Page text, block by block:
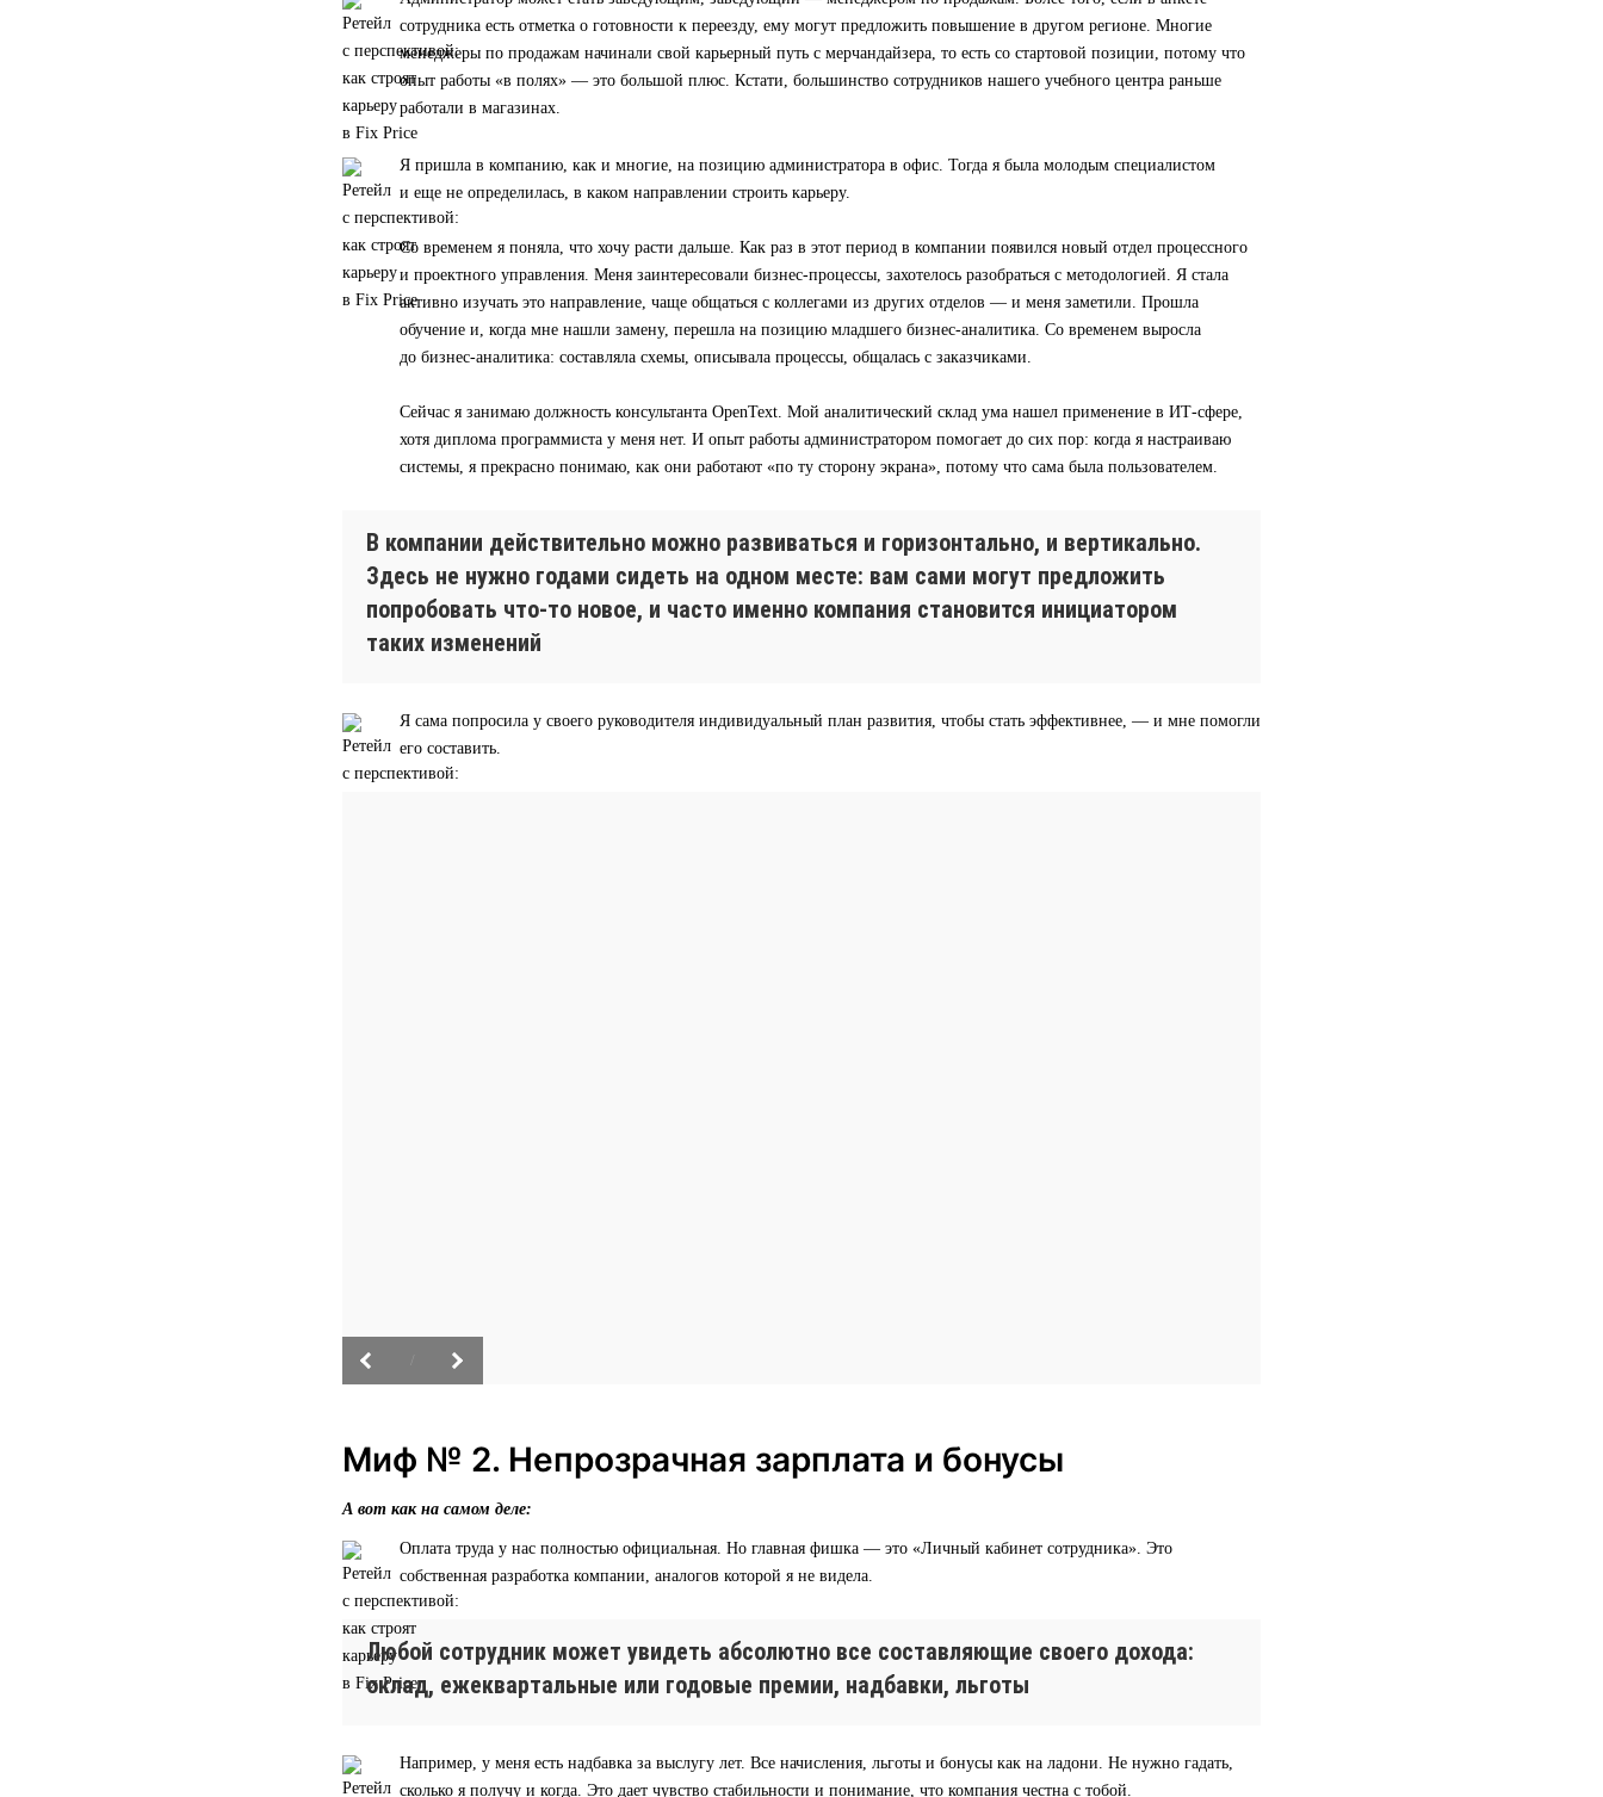
сотрудника есть отметка о готовности к переезду, ему могут предложить повышение в другом регионе. Многие
менеджеры по продажам начинали свой карьерный путь с мерчандайзера, то есть со стартовой позиции, потому что
опыт работы «в полях» — это большой плюс. Кстати, большинство сотрудников нашего учебного центра раньше
работали в магазинах.
Я пришла в компанию, как и многие, на позицию администратора в офис. Тогда я была молодым специалистом
и еще не определилась, в каком направлении строить карьеру.
Со временем я поняла, что хочу расти дальше. Как раз в этот период в компании появился новый отдел процессного
и проектного управления. Меня заинтересовали бизнес-процессы, захотелось разобраться с методологией. Я стала
активно изучать это направление, чаще общаться с коллегами из других отделов — и меня заметили. Прошла
обучение и, когда мне нашли замену, перешла на позицию младшего бизнес-аналитика. Со временем выросла
до бизнес-аналитика: составляла схемы, описывала процессы, общалась с заказчиками.
Сейчас я занимаю должность консультанта OpenText. Мой аналитический склад ума нашел применение в ИТ-сфере,
хотя диплома программиста у меня нет. И опыт работы администратором помогает до сих пор: когда я настраиваю
системы, я прекрасно понимаю, как они работают «по ту сторону экрана», потому что сама была пользователем.
В компании действительно можно развиваться и горизонтально, и вертикально.
Здесь не нужно годами сидеть на одном месте: вам сами могут предложить
попробовать что-то новое, и часто именно компания становится инициатором
таких изменений
Я сама попросила у своего руководителя индивидуальный план развития, чтобы стать эффективнее, — и мне помогли
его составить.
Миф № 2. Непрозрачная зарплата и бонусы
А вот как на самом деле:
Оплата труда у нас полностью официальная. Но главная фишка — это «Личный кабинет сотрудника». Это
собственная разработка компании, аналогов которой я не видела.
Любой сотрудник может увидеть абсолютно все составляющие своего дохода:
оклад, ежеквартальные или годовые премии, надбавки, льготы
Например, у меня есть надбавка за выслугу лет. Все начисления, льготы и бонусы как на ладони. Не нужно гадать,
сколько я получу и когда. Это дает чувство стабильности и понимание, что компания честна с тобой.